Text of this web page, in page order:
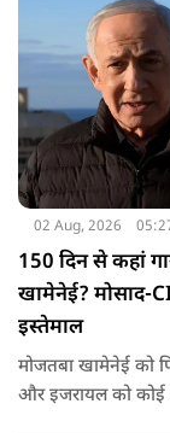
02 Aug, 2026
150 दिन से कहां
खामेनेई? मोसाद-
इस्तेमाल
मोजतबा खामेनेई को
और इजरायल को कोई